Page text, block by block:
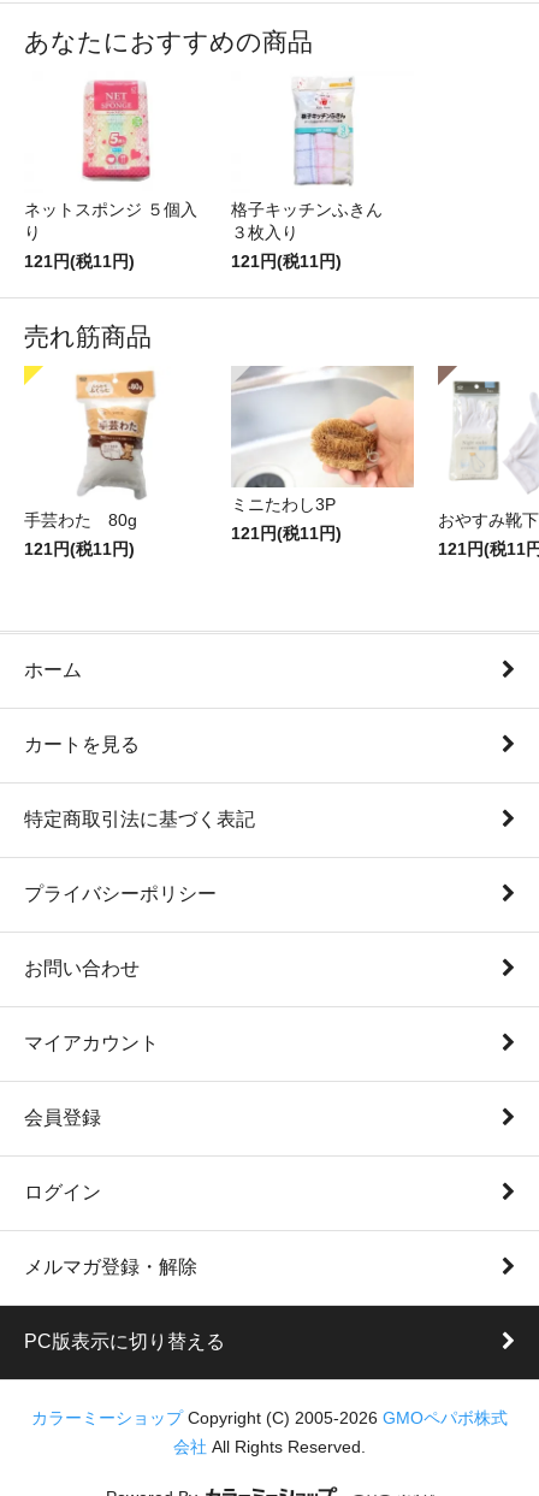
あなたにおすすめの商品
ネットスポンジ ５個入
り
121円(税11円)
格子キッチンふきん
３枚入り
121円(税11円)
売れ筋商品
手芸わた 80g
121円(税11円)
ミニたわし3P
121円(税11円)
おやすみ靴下
121円(税11
ホーム
カートを見る
特定商取引法に基づく表記
プライバシーポリシー
お問い合わせ
マイアカウント
会員登録
ログイン
メルマガ登録・解除
PC版表示に切り替える
カラーミーショップ Copyright (C) 2005-2026 GMOペパボ株式
会社 All Rights Reserved.